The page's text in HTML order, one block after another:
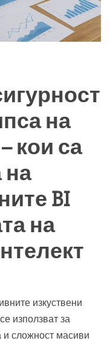
на
кои са
на
BI
на
изкуствени
използват за
и сложност масиви